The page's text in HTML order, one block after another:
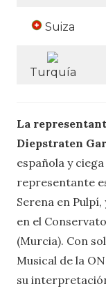
Suiza
Turquía
La
Diepstraten
española y
representante
Serena en
en el
(Murcia). Con
Musical de la
su